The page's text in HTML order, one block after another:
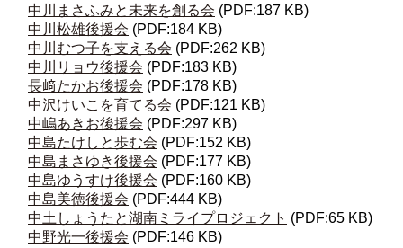
中川まさふみと未来を創る会 (PDF:187 KB)
中川松雄後援会 (PDF:184 KB)
中川むつ子を支える会 (PDF:262 KB)
中川リョウ後援会 (PDF:183 KB)
長﨑たかお後援会 (PDF:178 KB)
中沢けいこを育てる会 (PDF:121 KB)
中嶋あきお後援会 (PDF:297 KB)
中島たけしと歩む会 (PDF:152 KB)
中島まさゆき後援会 (PDF:177 KB)
中島ゆうすけ後援会 (PDF:160 KB)
中島美徳後援会 (PDF:444 KB)
中土しょうたと湖南ミライプロジェクト (PDF:65 KB)
中野光一後援会 (PDF:146 KB)